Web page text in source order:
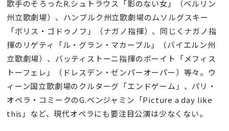
歌手のそろったR.シュトラウス「影のない女」（ベルリン
州立歌劇場）、ハンブルク州立歌劇場のムソルグスキー
「ボリス・ゴドゥノフ」（ナガノ指揮）、同じくナガノ指
揮のリゲティ「ル・グラン・マカーブル」（バイエルン州
立歌劇場）、バッティストーニ指揮のボーイト「メフィス
トーフェレ」（ドレスデン・ゼンパーオーパー）等々。ウ
ィーン国立歌劇場のクルターグ「エンドゲーム」、パリ・
オペラ・コミークのG.ベンジャミン「Picture a day like
this」など、現代オペラにも要注目公演は少なくない。